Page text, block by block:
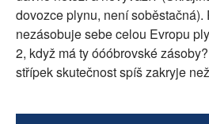
dovozce plynu, není soběstačná).
nezásobuje sebe celou Evropu
2, když má ty óóóbrovské
střípek skutečnost spíš zakryje